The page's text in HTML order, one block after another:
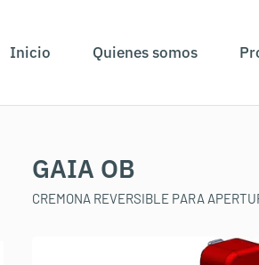
Inicio Quienes somos
GAIA OB
CREMONA REVERSIBLE PARA